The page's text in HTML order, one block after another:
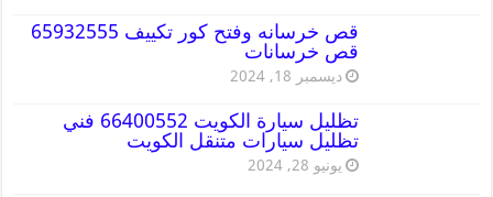
قص خرسانه وفتح كور تكييف 65932555
قص خرسانات
ديسمبر 18, 2024
تظليل سيارة الكويت 66400552 فني
تظليل سيارات متنقل الكويت
يونيو 28, 2024